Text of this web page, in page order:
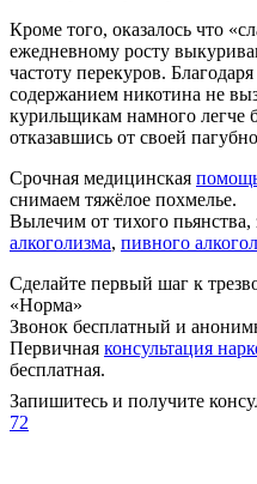
Кроме того, оказалось что
ежедневному росту
частоту перекуров.
содержанием никотина не
курильщикам намного легче
отказавшись от своей
Срочная медицинская
снимаем тяжёлое похмелье.
Вылечим от тихого пьянства,
алкоголизма, пивного
Сделайте первый шаг к
«Норма»
Звонок бесплатный и
Первичная консультация
бесплатная.
Запишитесь и получите
72